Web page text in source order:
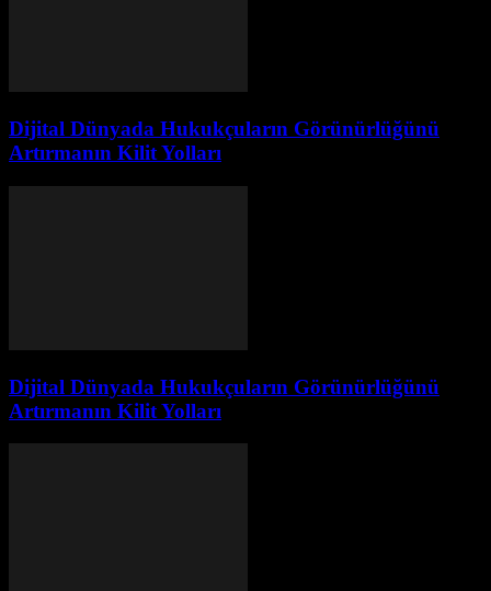
Dijital Dünyada Hukukçuların Görünürlüğünü
Artırmanın Kilit Yolları
Dijital Dünyada Hukukçuların Görünürlüğünü
Artırmanın Kilit Yolları